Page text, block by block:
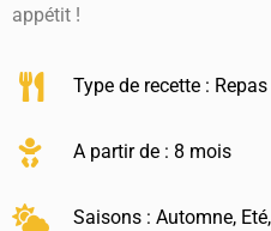
appétit !
Type de recette : Repas
A partir de : 8 mois
Saisons :Automne, Eté,